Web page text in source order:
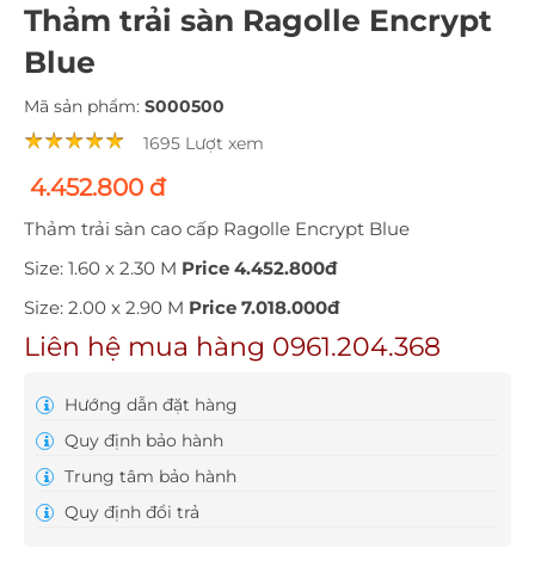
Thảm trải sàn Ragolle Encrypt
Blue
Mã sản phẩm: S000500
1695 Lượt xem
4.452.800 đ
Thảm trải sàn cao cấp Ragolle Encrypt Blue
Size: 1.60 x 2.30 M Price 4.452.800đ
Size: 2.00 x 2.90 M Price 7.018.000đ
Liên hệ mua hàng 0961.204.368
Hướng dẫn đặt hàng
Quy định bảo hành
Trung tâm bảo hành
Quy định đổi trả